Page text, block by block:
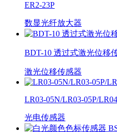
ER2-23P
数显光纤放大器
BDT-10 透过式激光位移
激光位移传感器
LR03-05N/LR03-05P/
光电传感器